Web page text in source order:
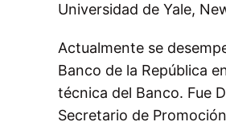
Universidad de Yale,
Actualmente se
Banco de la República
técnica del Banco. Fue
Secretario de